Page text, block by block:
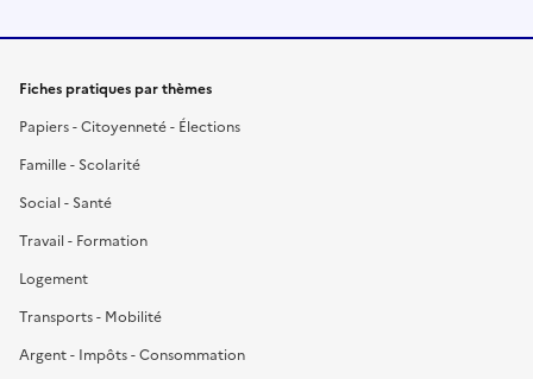
Fiches pratiques par thèmes
Papiers - Citoyenneté - Élections
Famille - Scolarité
Social - Santé
Travail - Formation
Logement
Transports - Mobilité
Argent - Impôts - Consommation